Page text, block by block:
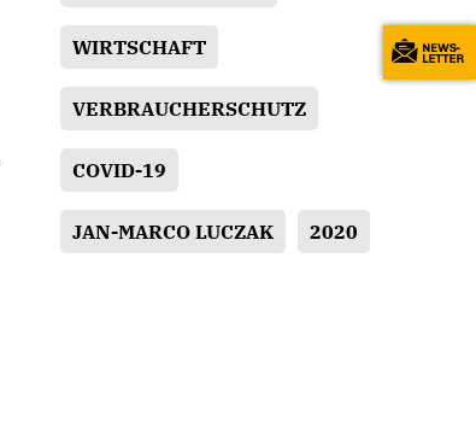
WIRTSCHAFT
VERBRAUCHERSCHUTZ
COVID-19
JAN-MARCO LUCZAK 2020